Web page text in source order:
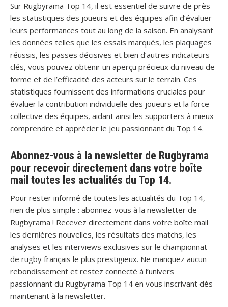
Sur Rugbyrama Top 14, il est essentiel de suivre de près
les statistiques des joueurs et des équipes afin d’évaluer
leurs performances tout au long de la saison. En analysant
les données telles que les essais marqués, les plaquages
réussis, les passes décisives et bien d’autres indicateurs
clés, vous pouvez obtenir un aperçu précieux du niveau de
forme et de l’efficacité des acteurs sur le terrain. Ces
statistiques fournissent des informations cruciales pour
évaluer la contribution individuelle des joueurs et la force
collective des équipes, aidant ainsi les supporters à mieux
comprendre et apprécier le jeu passionnant du Top 14.
Abonnez-vous à la newsletter de Rugbyrama
pour recevoir directement dans votre boîte
mail toutes les actualités du Top 14.
Pour rester informé de toutes les actualités du Top 14,
rien de plus simple : abonnez-vous à la newsletter de
Rugbyrama ! Recevez directement dans votre boîte mail
les dernières nouvelles, les résultats des matchs, les
analyses et les interviews exclusives sur le championnat
de rugby français le plus prestigieux. Ne manquez aucun
rebondissement et restez connecté à l’univers
passionnant du Rugbyrama Top 14 en vous inscrivant dès
maintenant à la newsletter.